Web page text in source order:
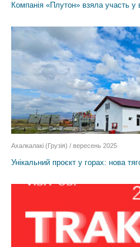
Компанія «Плутон» взяла участь у
Унікальний проєкт у горах: нова
Ахалкалакі (Грузія) / вересень 2025